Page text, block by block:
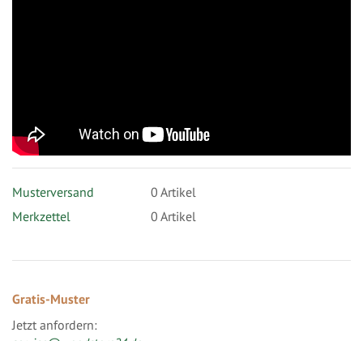
Musterversand 0 Artikel
Merkzettel
0 Artikel
Gratis-Muster
Jetzt anfordern: